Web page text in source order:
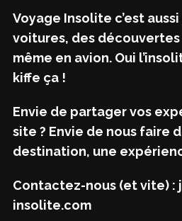
Voyage Insolite c’est
voitures, des
même en avion. Oui
kiffe ça !
Envie de partager vos
site ? Envie de nous faire
destination, une
Contactez-nous (et vite) :
insolite.com